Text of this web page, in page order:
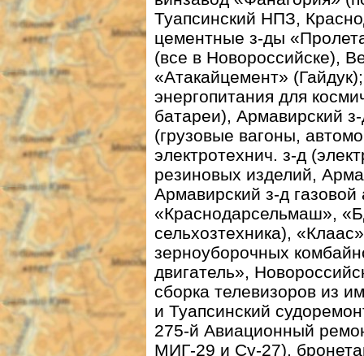
Туапсинский НПЗ,
цементные з-ды
(все в Новороссийске),
«Атакайцемент»
энергопитания для
батареи), Армавирский
(грузовые вагоны,
электротехнич. з-д
резиновых изделий,
Армавирский з-д
«Краснодарсельмаш»,
сельхозтехника),
зерноуборочных
двигатель»,
сборка телевизоров из
и Туапсинский
275-й Авиационный
МИГ-29 и Су-27),